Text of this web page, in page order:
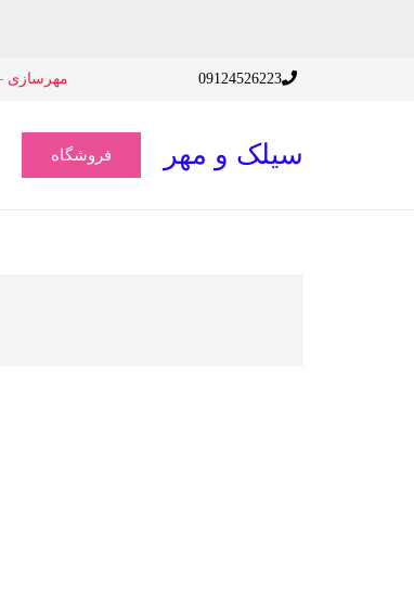
09124526223 مهرسازی
سیلک و مهر فروشگاه